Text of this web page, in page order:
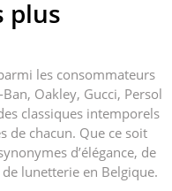
plus
les consommateurs
Oakley, Gucci, Persol
classiques intemporels
de chacun. Que ce soit
d’élégance, de
lunetterie en Belgique.